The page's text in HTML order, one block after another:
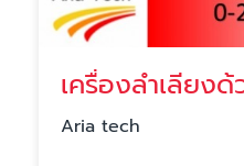
Aria tech